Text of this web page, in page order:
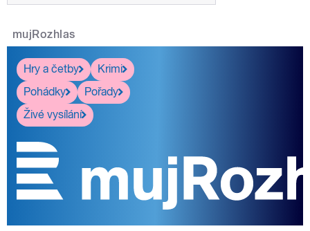
mujRozhlas
Hry a četby
Krimi
Pohádky
Pořady
Živé vysílání